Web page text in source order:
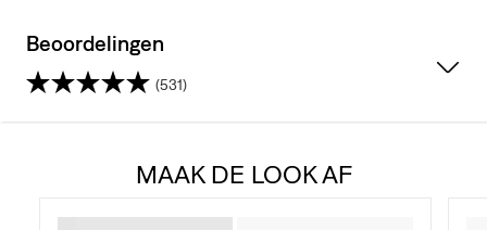
Beoordelingen
(531)
MAAK DE LOOK AF